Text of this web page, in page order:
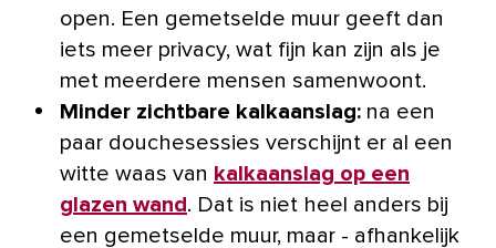
open. Een gemetselde muur geeft dan
iets meer privacy, wat fijn kan zijn als je
met meerdere mensen samenwoont.
Minder zichtbare kalkaanslag: na een
paar douchesessies verschijnt er al een
witte waas van kalkaanslag op een
glazen wand. Dat is niet heel anders bij
een gemetselde muur, maar - afhankelijk